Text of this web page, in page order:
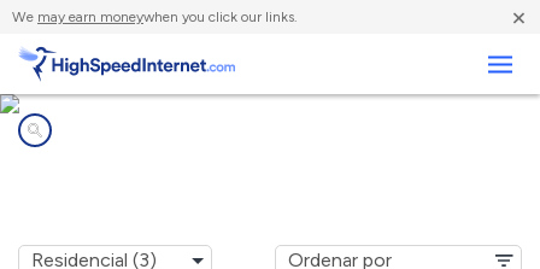
We may earn moneywhen you click our links. ×